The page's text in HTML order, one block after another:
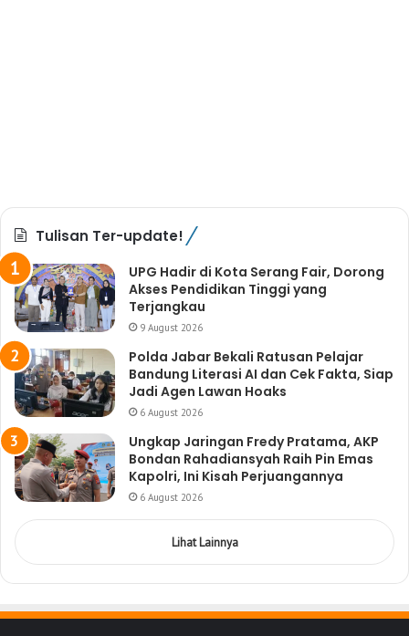
Tulisan Ter-update!
UPG Hadir di Kota Serang Fair, Dorong
Akses Pendidikan Tinggi yang
Terjangkau
9 August 2026
Polda Jabar Bekali Ratusan Pelajar
Bandung Literasi AI dan Cek Fakta, Siap
Jadi Agen Lawan Hoaks
6 August 2026
Ungkap Jaringan Fredy Pratama, AKP
Bondan Rahadiansyah Raih Pin Emas
Kapolri, Ini Kisah Perjuangannya
6 August 2026
Lihat Lainnya